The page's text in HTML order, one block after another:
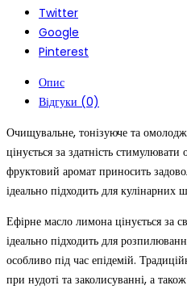
Twitter
Google
Pinterest
Опис
Відгуки (0)
Очищувальне, тонізуюче та
цінується за здатність
фруктовий аромат приносить
ідеально підходить для кулінарних
Ефірне масло лимона цінується за
ідеально підходить для
особливо під час епідемій.
при нудоті та заколисуванні, а